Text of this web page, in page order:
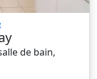
de bain,